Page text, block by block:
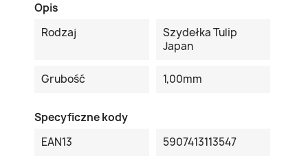
Opis
Rodzaj
Szydełka Tulip
Japan
Grubość 1,00mm
Specyficzne kody
EAN13
5907413113547